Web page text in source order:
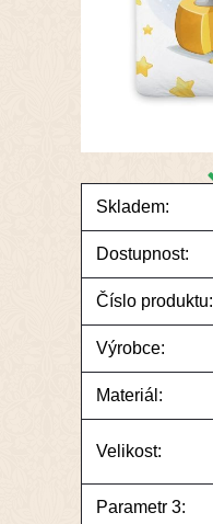
Skladem:
Dostupnost:
Číslo produktu:
Výrobce:
Materiál:
Velikost:
Parametr 3: